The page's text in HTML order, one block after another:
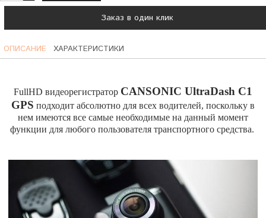
Заказ в один клик
ОПИСАНИЕ ХАРАКТЕРИСТИКИ
FullHD видеорегистратор CANSONIC UltraDash C1
GPS подходит абсолютно для всех водителей, поскольку в
нем имеются все самые необходимые на данный момент
функции для любого пользователя транспортного средства.